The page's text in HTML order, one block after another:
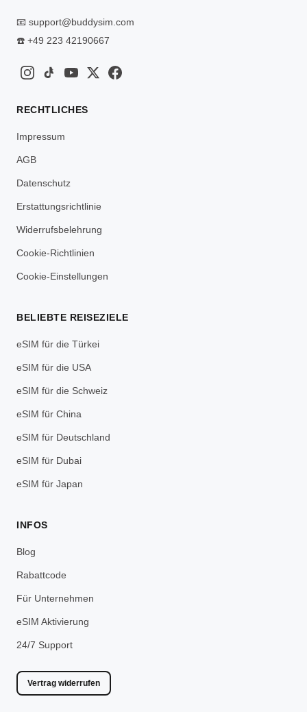
📧 support@buddysim.com
☎️ +49 223 42190667
RECHTLICHES
Impressum
AGB
Datenschutz
Erstattungsrichtlinie
Widerrufsbelehrung
Cookie-Richtlinien
Cookie-Einstellungen
BELIEBTE REISEZIELE
eSIM für die Türkei
eSIM für die USA
eSIM für die Schweiz
eSIM für China
eSIM für Deutschland
eSIM für Dubai
eSIM für Japan
INFOS
Blog
Rabattcode
Für Unternehmen
eSIM Aktivierung
24/7 Support
Vertrag widerrufen